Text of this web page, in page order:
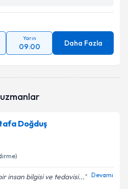
Yarın
09:00 Daha Fazla
Doğduş
insan bilgisi ve tedavisi... Devamı